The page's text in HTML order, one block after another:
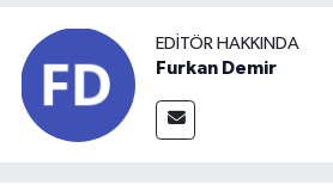
EDITÖR HAKKINDA
Furkan Demir